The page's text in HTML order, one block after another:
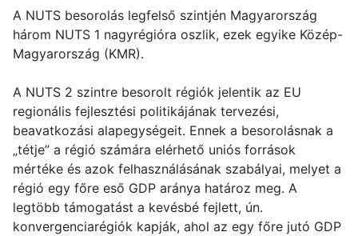
A NUTS besorolás legfelső szintjén Magyarország
három NUTS 1 nagyrégióra oszlik, ezek egyike Közép-
Magyarország (KMR).
A NUTS 2 szintre besorolt régiók jelentik az EU
regionális fejlesztési politikájának tervezési,
beavatkozási alapegységeit. Ennek a besorolásnak a
„tétje” a régió számára elérhető uniós források
mértéke és azok felhasználásának szabályai, melyet a
régió egy főre eső GDP aránya határoz meg. A
legtöbb támogatást a kevésbé fejlett, ún.
konvergenciarégiók kapják, ahol az egy főre jutó GDP